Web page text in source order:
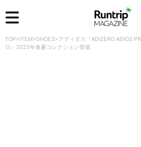
TOP>ITEM>SHOES>アディダス『ADIZERO ADIOS
ロ』2025年春夏コレクション登場